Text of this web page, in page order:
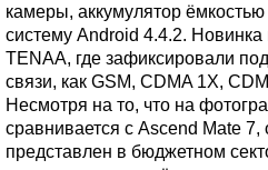
камеры, аккумулятор
систему Android 4.4.2.
TENAA, где зафиксировали
связи, как GSM, CDMA 1X,
Несмотря на то, что на
сравнивается с Ascend Mate 7,
представлен в бюджетном